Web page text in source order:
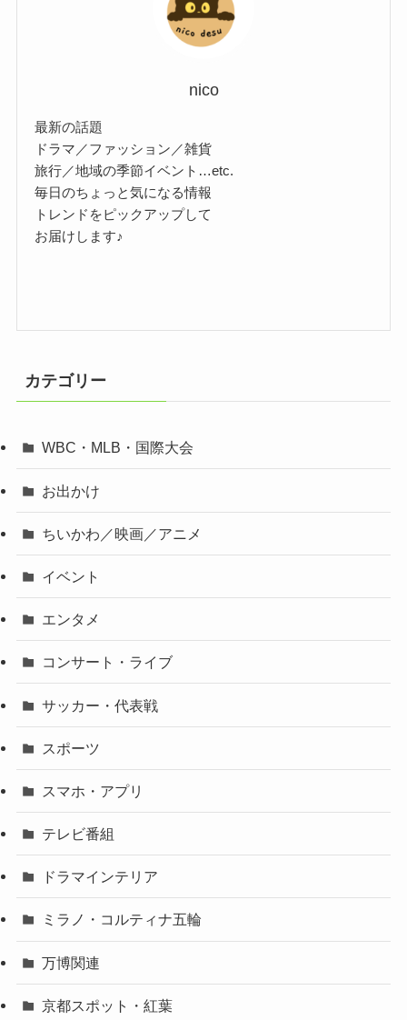
nico
最新の話題
ドラマ／ファッション／雑貨
旅行／地域の季節イベント…etc.
毎日のちょっと気になる情報
トレンドをピックアップして
お届けします♪
カテゴリー
WBC・MLB・国際大会
お出かけ
ちいかわ／映画／アニメ
イベント
エンタメ
コンサート・ライブ
サッカー・代表戦
スポーツ
スマホ・アプリ
テレビ番組
ドラマインテリア
ミラノ・コルティナ五輪
万博関連
京都スポット・紅葉